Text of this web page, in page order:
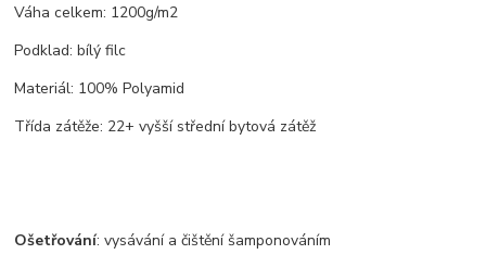
Váha celkem: 1200g/m2
Podklad: bílý filc
Materiál: 100% Polyamid
Třída zátěže: 22+ vyšší střední bytová zátěž
Ošetřování: vysávání a čištění šamponováním